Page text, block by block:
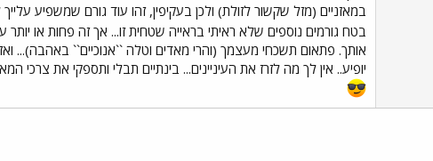
במאזניים (מזל שקשור לזולת) ולכן בעקיפין, זהו עוד גורם שמשפיע
בטח גורמים נוספים שלא ראיתי בראייה שטחית זו... אך זה פחות או
אותך. פתאום תשכחי מעצמך (והרי מאדים וטלה ``אנוכיים`` באהבה)...
יופיע.. אין לך מה לזרז את העיניינים... בינתיים תבלי ותספקי את צרכי